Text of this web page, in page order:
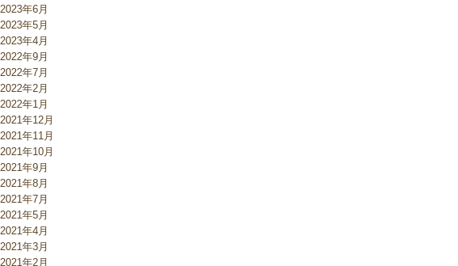
2023年6月
2023年5月
2023年4月
2022年9月
2022年7月
2022年2月
2022年1月
2021年12月
2021年11月
2021年10月
2021年9月
2021年8月
2021年7月
2021年5月
2021年4月
2021年3月
2021年2月